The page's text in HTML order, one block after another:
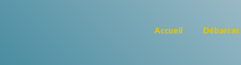
Accueil Débarras